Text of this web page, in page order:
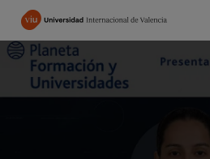
Pasar
contenido
principal